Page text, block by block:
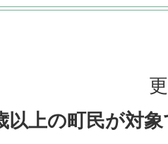
以上の町民が対